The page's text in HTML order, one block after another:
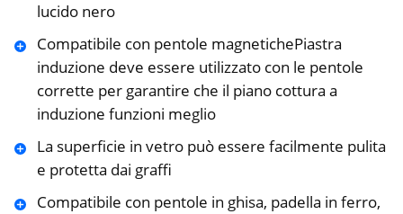
lucido nero
Compatibile con pentole magnetichePiastra
induzione deve essere utilizzato con le pentole
corrette per garantire che il piano cottura a
induzione funzioni meglio
La superficie in vetro può essere facilmente pulita
e protetta dai graffi
Compatibile con pentole in ghisa, padella in ferro,